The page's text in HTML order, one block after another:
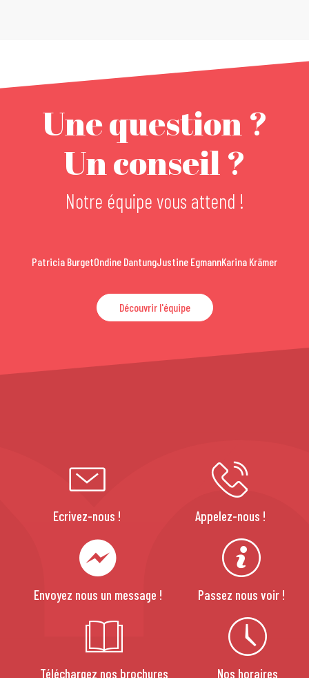
Une question ?
Un conseil ?
Notre équipe vous attend !
Patricia BurgetOndine DantungJustine EgmannKarina Krämer
Découvrir l'équipe
Ecrivez-nous ! Appelez-nous !
Envoyez nous un message ! Passez nous voir !
Téléchargez nos brochures Nos horaires